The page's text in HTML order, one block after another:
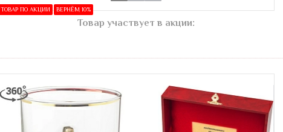
ТОВАР ПО АКЦИИ ВЕРНЁМ 10%
Товар участвует в акции: